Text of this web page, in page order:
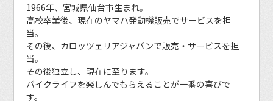
1966年、宮城県仙台市生まれ。
高校卒業後、現在のヤマハ発動機販売でサービスを担
当。
その後、カロッツェリアジャパンで販売・サービスを担
当。
その後独立し、現在に至ります。
バイクライフを楽しんでもらえることが一番の喜びで
す。